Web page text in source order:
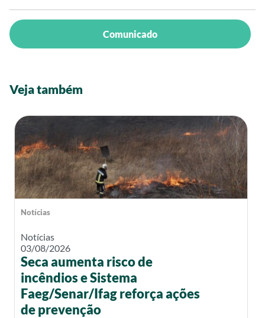
Comunicado
Veja também
Notícias
Notícias
03/08/2026
Seca aumenta risco de
incêndios e Sistema
Faeg/Senar/Ifag reforça ações
de prevenção